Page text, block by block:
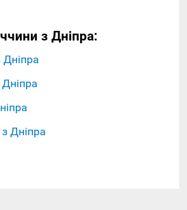
з Дніпра:
Дніпра